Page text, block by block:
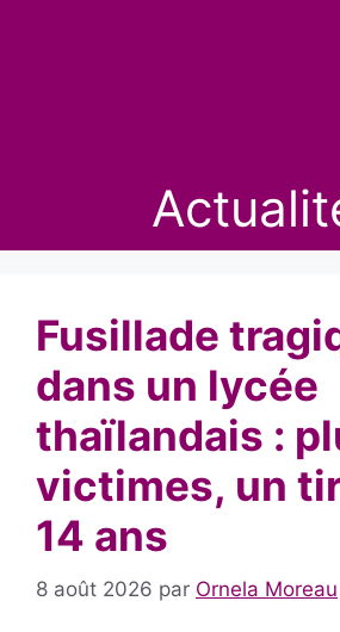
Fusillade
dans un lycée
thaïlandais :
victimes, un
14 ans
8 août 2026 par Ornela Moreau